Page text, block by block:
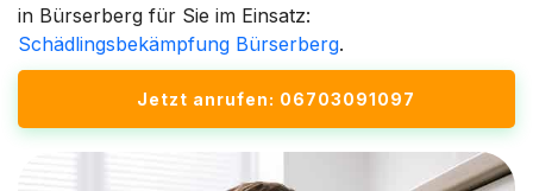
in Bürserberg für Sie im Einsatz:
Schädlingsbekämpfung Bürserberg.
Jetzt anrufen: 06703091097